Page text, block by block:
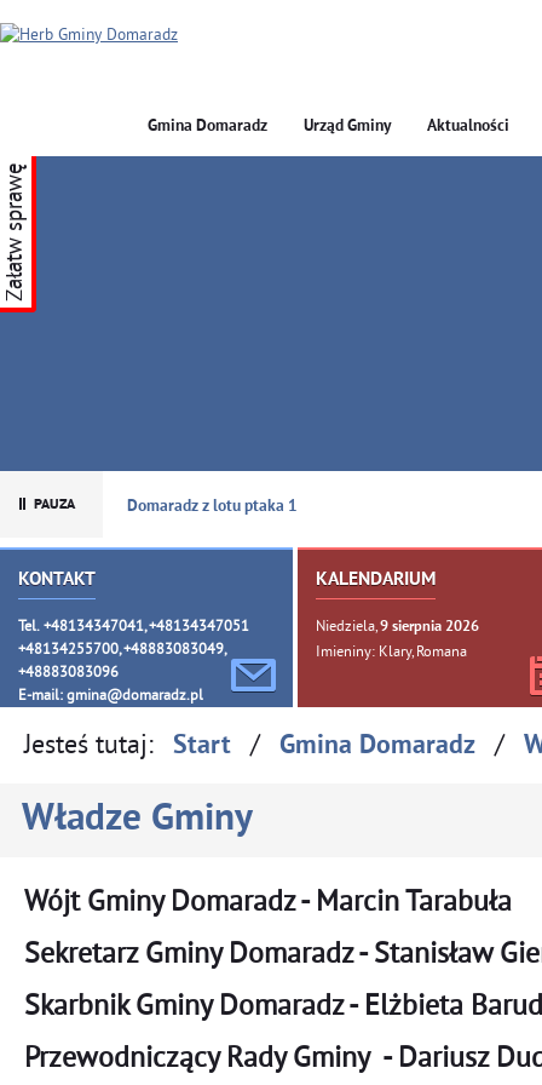
GMINA DOMARADZ
Gmina Domaradz Urząd Gminy Aktualności
Domaradz z lotu ptaka 1
KONTAKT
Tel. +48134347041, +48134347051
+48134255700, +48883083049,
+48883083096
E-mail: gmina@domaradz.pl
KALENDARIUM
Niedziela, 9sierpnia 2026
Imieniny: Klary, Romana
Załatw sprawę
Jesteś tutaj: Start / Gmina Domaradz /
Władze Gminy
Wójt Gminy Domaradz - Marcin Tarabuła
Sekretarz Gminy Domaradz - Stanisław
Skarbnik Gminy Domaradz - Elżbieta Barud
Przewodniczący Rady Gminy - Dariusz